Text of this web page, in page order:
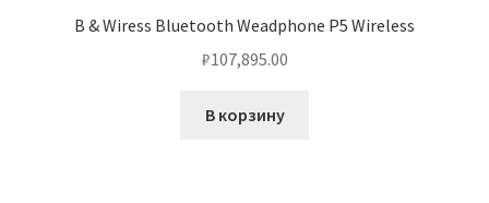
B & Wiress Bluetooth Weadphone P5 Wireless
₽107,895.00
В корзину